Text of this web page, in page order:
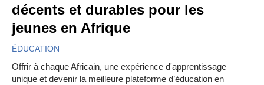
décents et durables pour les
jeunes en Afrique
ÉDUCATION
Offrir à chaque Africain, une expérience d'apprentissage
unique et devenir la meilleure plateforme d’éducation en